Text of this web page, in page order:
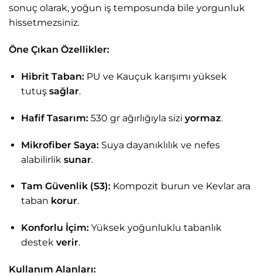
sonuç olarak, yoğun iş temposunda bile yorgunluk
hissetmezsiniz.
Öne Çıkan Özellikler:
Hibrit Taban:PU ve Kauçuk karışımı yüksek
tutuş sağlar.
Hafif Tasarım:530 gr ağırlığıyla sizi yormaz.
Mikrofiber Saya:Suya dayanıklılık ve nefes
alabilirlik sunar.
Tam Güvenlik (S3):Kompozit burun ve Kevlar ara
taban korur.
Konforlu İçim:Yüksek yoğunluklu tabanlık
destek verir.
Kullanım Alanları: